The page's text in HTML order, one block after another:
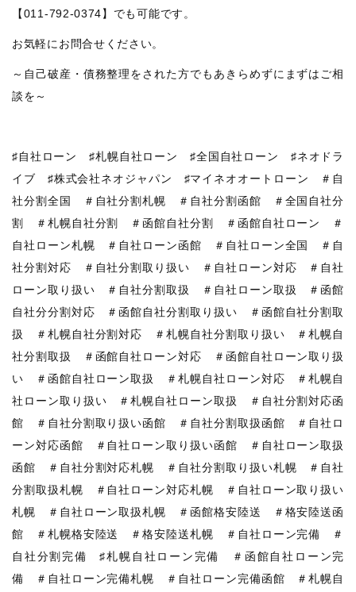
【011-792-0374】でも可能です。
お気軽にお問合せください。
～自己破産・債務整理をされた方でもあきらめずにまずはご相
談を～
♯自社ローン ♯札幌自社ローン ♯全国自社ローン ♯ネオドラ
イブ ♯株式会社ネオジャパン ♯マイネオオートローン ＃自
社分割全国 ＃自社分割札幌 ＃自社分割函館 ＃全国自社分
割 ＃札幌自社分割 ＃函館自社分割 ＃函館自社ローン ＃
自社ローン札幌 ＃自社ローン函館 ＃自社ローン全国 ＃自
社分割対応 ＃自社分割取り扱い ＃自社ローン対応 ＃自社
ローン取り扱い ＃自社分割取扱 ＃自社ローン取扱 ＃函館
自社分分割対応 ＃函館自社分割取り扱い ＃函館自社分割取
扱 ＃札幌自社分割対応 ＃札幌自社分割取り扱い ＃札幌自
社分割取扱 ＃函館自社ローン対応 ＃函館自社ローン取り扱
い ＃函館自社ローン取扱 ＃札幌自社ローン対応 ＃札幌自
社ローン取り扱い ＃札幌自社ローン取扱 ＃自社分割対応函
館 ＃自社分割取り扱い函館 ＃自社分割取扱函館 ＃自社ロ
ーン対応函館 ＃自社ローン取り扱い函館 ＃自社ローン取扱
函館 ＃自社分割対応札幌 ＃自社分割取り扱い札幌 ＃自社
分割取扱札幌 ＃自社ローン対応札幌 ＃自社ローン取り扱い
札幌 ＃自社ローン取扱札幌 ＃函館格安陸送 ＃格安陸送函
館 ＃札幌格安陸送 ＃格安陸送札幌 ＃自社ローン完備 ＃
自社分割完備 ♯札幌自社ローン完備 ＃函館自社ローン完
備 ＃自社ローン完備札幌 ＃自社ローン完備函館 ＃札幌自